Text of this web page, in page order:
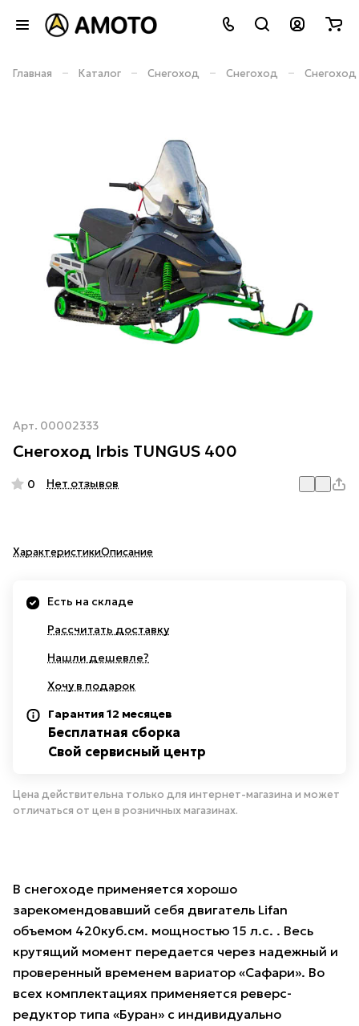
Главная – Каталог – Снегоход – Снегоход – Снегоход
Арт. 00002333
Снегоход Irbis TUNGUS 400
0 Нет отзывов
ХарактеристикиОписание
Есть на складе
Рассчитать доставку
Нашли дешевле?
Хочу в подарок
Гарантия 12 месяцев
Бесплатная сборка
Свой сервисный центр
Цена действительна только для интернет-магазина и может
отличаться от цен в розничных магазинах.
В снегоходе применяется хорошо
зарекомендовавший себя двигатель Lifan
объемом 420куб.см. мощностью 15 л.с. . Весь
крутящий момент передается через надежный и
проверенный временем вариатор «Сафари». Во
всех комплектациях применяется реверс-
редуктор типа «Буран» с индивидуально